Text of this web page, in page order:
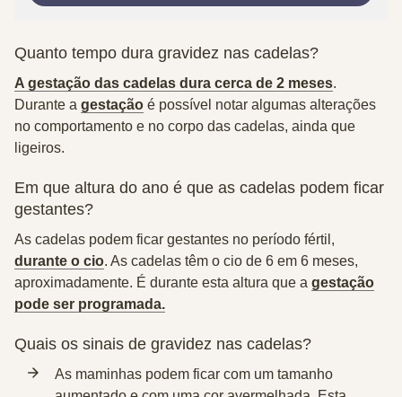
Quanto tempo dura gravidez nas cadelas?
A gestação das cadelas dura cerca de 2 meses.
Durante a gestação é possível notar algumas alterações
no comportamento e no corpo das cadelas, ainda que
ligeiros.
Em que altura do ano é que as cadelas podem ficar
gestantes?
As cadelas podem ficar gestantes no período fértil,
durante o cio. As cadelas têm o cio de 6 em 6 meses,
aproximadamente. É durante esta altura que a gestação
pode ser programada.
Quais os sinais de gravidez nas cadelas?
As maminhas podem ficar com um tamanho